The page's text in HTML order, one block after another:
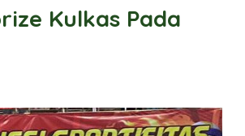
Kulkas Pada